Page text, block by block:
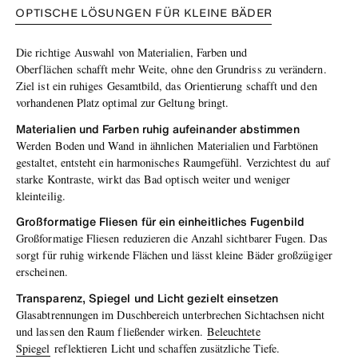
OPTISCHE LÖSUNGEN FÜR KLEINE BÄDER
Die richtigeAuswahl von Materialien, Farben und
Oberflächen schafft mehr Weite, ohne den Grundriss zu verändern.
Ziel ist ein ruhiges Gesamtbild, das Orientierung schafft und den
vorhandenen Platz optimal zur Geltung bringt.
Materialien und Farben ruhig aufeinander abstimmen
Werden Boden und Wand in ähnlichen Materialien und Farbtönen
gestaltet, entsteht ein harmonisches Raumgefühl. Verzichtest du auf
starke Kontraste, wirkt das Bad optisch weiter und weniger
kleinteilig.
Großformatige Fliesen für ein einheitliches Fugenbild
Großformatige Fliesen reduzieren die Anzahl sichtbarer Fugen. Das
sorgt für ruhig wirkende Flächen und lässt kleine Bäder großzügiger
erscheinen.
Transparenz, Spiegel und Licht gezielt einsetzen
Glasabtrennungen im Duschbereich unterbrechen Sichtachsen nicht
und lassen den Raum fließender wirken. Beleuchtete
Spiegel reflektieren Licht und schaffen zusätzliche Tiefe.